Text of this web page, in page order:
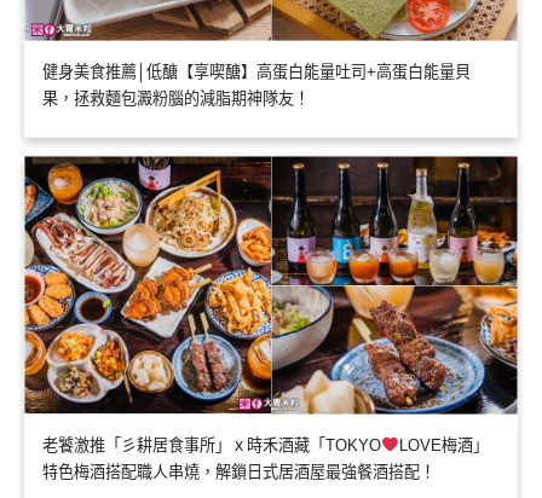
健身美食推薦│低醣【享喫醣】高蛋白能量吐司+高蛋白能量貝
果，拯救麵包澱粉腦的減脂期神隊友！
老饕激推「彡耕居食事所」ｘ時禾酒藏「TOKYO
LOVE梅酒」
特色梅酒搭配職人串燒，解鎖日式居酒屋最強餐酒搭配！